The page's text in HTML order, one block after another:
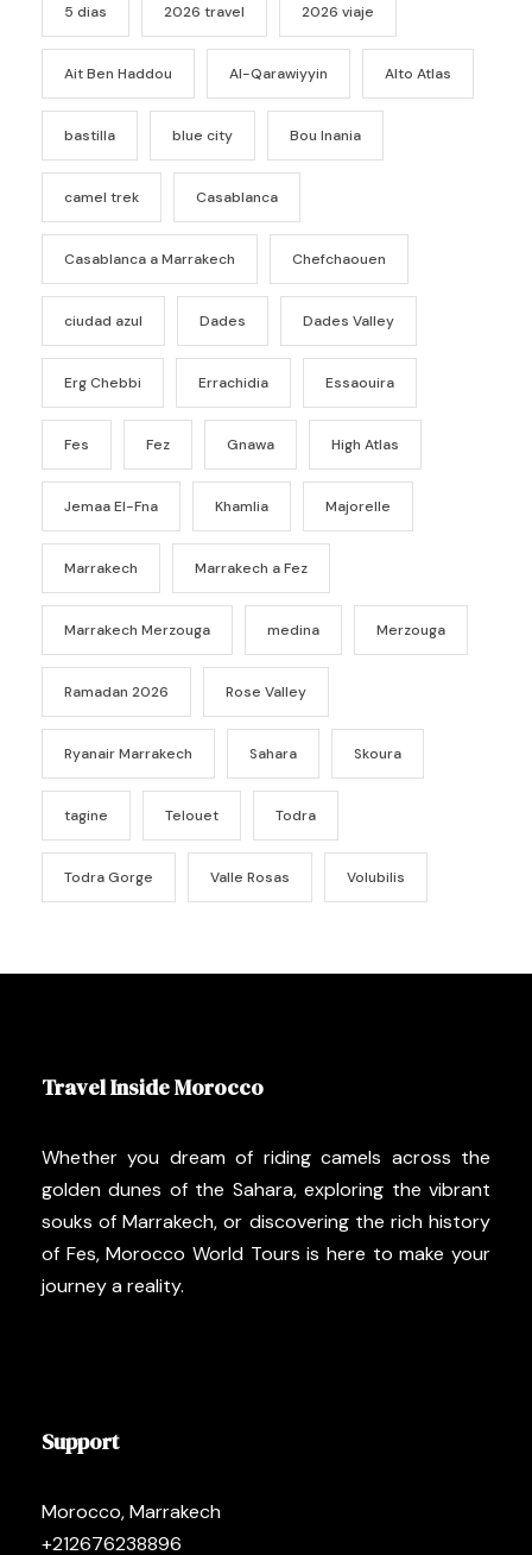
5 dias 2026 travel 2026 viaje
Ait Ben Haddou Al-Qarawiyyin Alto Atlas
bastilla blue city Bou Inania
camel trek Casablanca
Casablanca a Marrakech Chefchaouen
ciudad azul Dades Dades Valley
Erg Chebbi Errachidia Essaouira
Fes Fez Gnawa High Atlas
Jemaa El-Fna Khamlia Majorelle
Marrakech Marrakech a Fez
Marrakech Merzouga medina Merzouga
Ramadan 2026 Rose Valley
Ryanair Marrakech Sahara Skoura
tagine Telouet Todra
Todra Gorge Valle Rosas Volubilis
Travel Inside Morocco
Whether you dream of riding camels across the
golden dunes of the Sahara, exploring the vibrant
souks of Marrakech, or discovering the rich history
of Fes, Morocco World Tours is here to make your
journey a reality.
Support
Morocco, Marrakech
+212676238896